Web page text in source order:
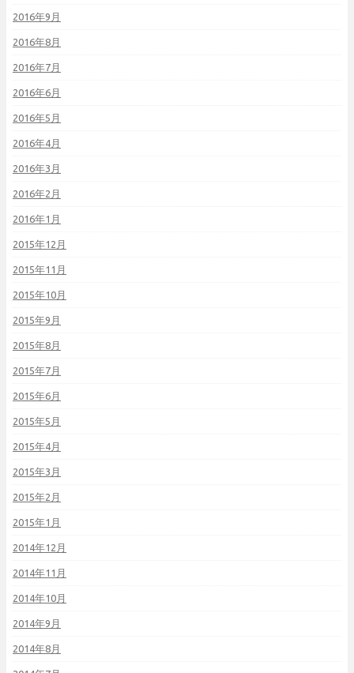
2016年9月
2016年8月
2016年7月
2016年6月
2016年5月
2016年4月
2016年3月
2016年2月
2016年1月
2015年12月
2015年11月
2015年10月
2015年9月
2015年8月
2015年7月
2015年6月
2015年5月
2015年4月
2015年3月
2015年2月
2015年1月
2014年12月
2014年11月
2014年10月
2014年9月
2014年8月